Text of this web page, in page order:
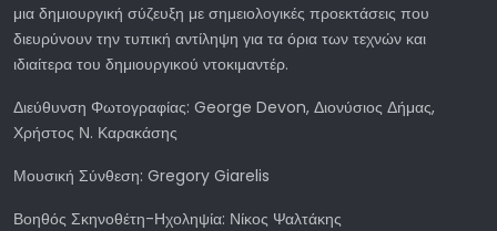
μια δημιουργική σύζευξη με σημειολογικές προεκτάσεις που
διευρύνουν την τυπική αντίληψη για τα όρια των τεχνών και
ιδιαίτερα του δημιουργικού ντοκιμαντέρ.
Διεύθυνση Φωτογραφίας: George Devon, Διονύσιος Δήμας,
Χρήστος Ν. Καρακάσης
Μουσική Σύνθεση: Gregory Giarelis
Βοηθός Σκηνοθέτη-Ηχοληψία: Νίκος Ψαλτάκης